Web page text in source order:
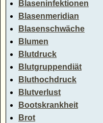
Blaseninfektionen
Blasenmeridian
Blasenschwäche
Blumen
Blutdruck
Blutgruppendiät
Bluthochdruck
Blutverlust
Bootskrankheit
Brot